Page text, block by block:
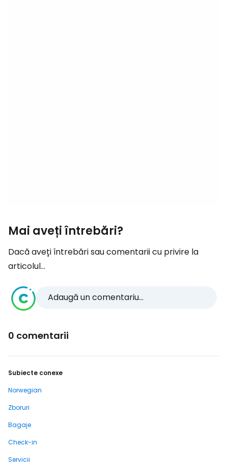
Mai aveți întrebări?
Dacă aveți întrebări sau comentarii cu privire la
articolul...
Adaugă un comentariu...
0 comentarii
Subiecte conexe
Norwegian
Zboruri
Bagaje
Check-in
Servicii